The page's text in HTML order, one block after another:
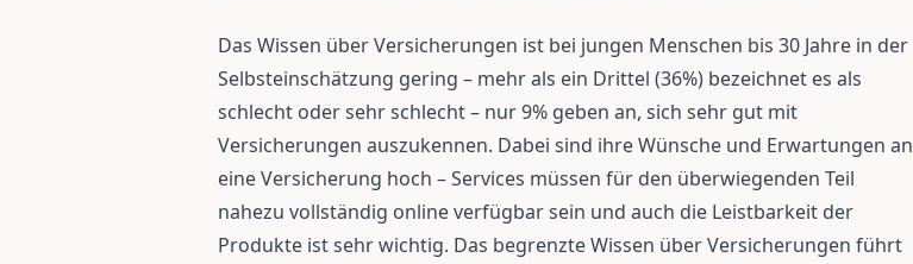
Das Wissen über Versicherungen ist bei jungen Menschen bis 30 Jahre in der
Selbsteinschätzung gering – mehr als ein Drittel (36%) bezeichnet es als
schlecht oder sehr schlecht – nur 9% geben an, sich sehr gut mit
Versicherungen auszukennen. Dabei sind ihre Wünsche und Erwartungen an
eine Versicherung hoch – Services müssen für den überwiegenden Teil
nahezu vollständig online verfügbar sein und auch die Leistbarkeit der
Produkte ist sehr wichtig. Das begrenzte Wissen über Versicherungen führt